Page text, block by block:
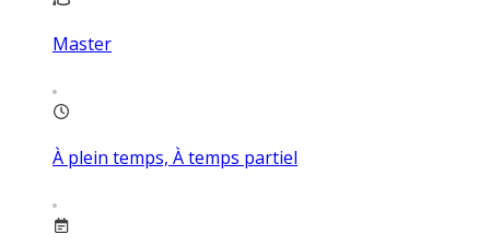
Master
À plein temps, À temps partiel